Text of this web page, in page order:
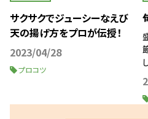
サクサクでジューシーなえび
天の揚げ方をプロが伝授！
2023/04/28
プロコツ